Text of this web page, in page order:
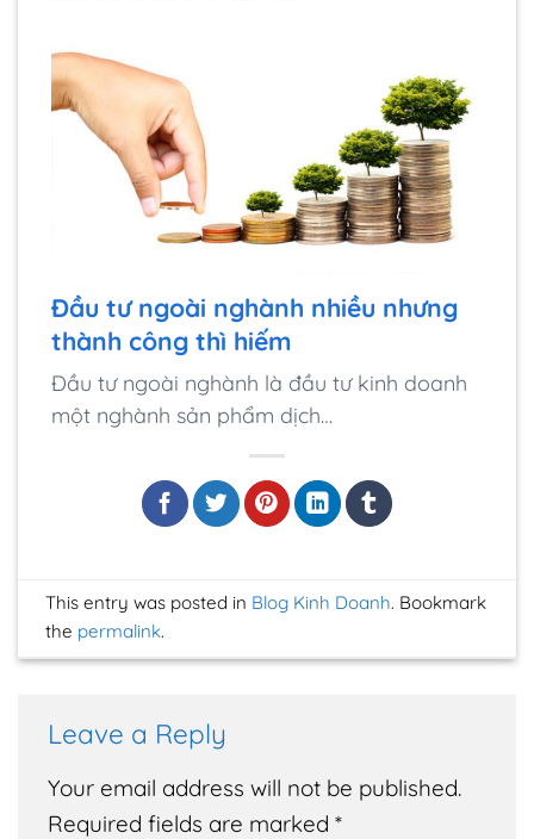
Đầu tư ngoài nghành nhiều nhưng
thành công thì hiếm
Đầu tư ngoài nghành là đầu tư kinh doanh
một nghành sản phẩm dịch…
This entry was posted in Blog Kinh Doanh. Bookmark
the permalink.
Leave a Reply
Your email address will not be published.
Required fields are marked *